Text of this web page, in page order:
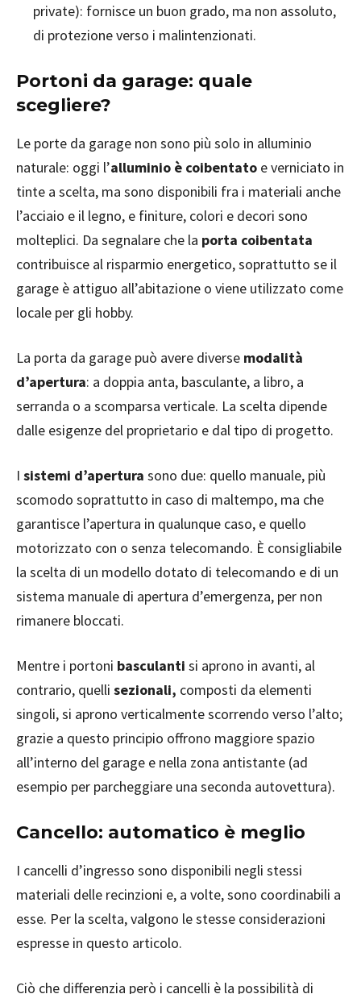
private): fornisce un buon grado, ma non assoluto,
di protezione verso i malintenzionati.
Portoni da garage: quale
scegliere?
Le porte da garage non sono più solo in alluminio
naturale: oggi l’alluminio è coibentato e verniciato in
tinte a scelta, ma sono disponibili fra i materiali anche
l’acciaio e il legno, e finiture, colori e decori sono
molteplici. Da segnalare che la porta coibentata
contribuisce al risparmio energetico, soprattutto se il
garage è attiguo all’abitazione o viene utilizzato come
locale per gli hobby.
La porta da garage può avere diverse modalità
d’apertura: a doppia anta, basculante, a libro, a
serranda o a scomparsa verticale. La scelta dipende
dalle esigenze del proprietario e dal tipo di progetto.
I sistemi d’apertura sono due: quello manuale, più
scomodo soprattutto in caso di maltempo, ma che
garantisce l’apertura in qualunque caso, e quello
motorizzato con o senza telecomando. È consigliabile
la scelta di un modello dotato di telecomando e di un
sistema manuale di apertura d’emergenza, per non
rimanere bloccati.
Mentre i portoni basculanti si aprono in avanti, al
contrario, quelli sezionali, composti da elementi
singoli, si aprono verticalmente scorrendo verso l’alto;
grazie a questo principio offrono maggiore spazio
all’interno del garage e nella zona antistante (ad
esempio per parcheggiare una seconda autovettura).
Cancello: automatico è meglio
I cancelli d’ingresso sono disponibili negli stessi
materiali delle recinzioni e, a volte, sono coordinabili a
esse. Per la scelta, valgono le stesse considerazioni
espresse in questo articolo.
Ciò che differenzia però i cancelli è la possibilità di